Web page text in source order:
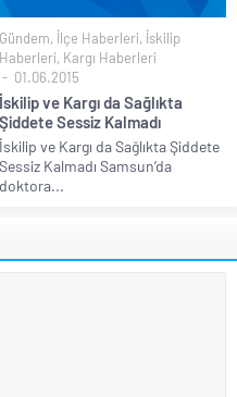
Gündem, İlçe Haberleri, İskilip
Haberleri, Kargı Haberleri
01.06.2015
İskilip ve Kargı da Sağlıkta
Şiddete Sessiz Kalmadı
İskilip ve Kargı da Sağlıkta Şiddete
Sessiz Kalmadı Samsun’da
doktora...